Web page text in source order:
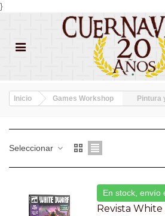
}
Inicio Games Workshop Pintura
Seleccionar
En stock, envío
Revista